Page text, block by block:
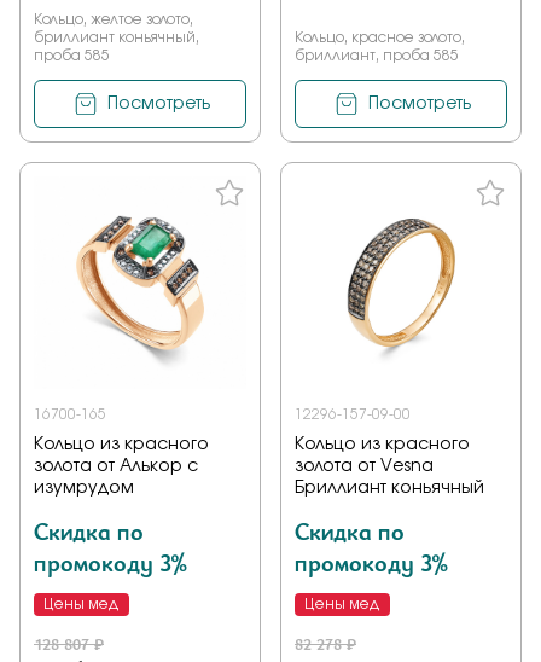
Кольцо, желтое золото,
бриллиант коньячный,
проба 585
Посмотреть
Кольцо, красное золото,
бриллиант, проба 585
Посмотреть
16700-165
Кольцо из красного
золота от Алькор с
изумрудом
Скидка по
промокоду 3%
Цены мед
128 807 ₽
12296-157-09-00
Кольцо из красного
золота от Vesna
Бриллиант коньячный
Скидка по
промокоду 3%
Цены мед
82 278 ₽